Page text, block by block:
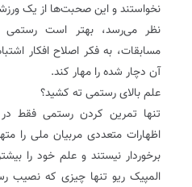
نخواستند و این صحبت‌ها از یک
نظر می‌رسد، بهتر است
مسابقات، به فکر اصلاح افکار
آن دچار شده را مهار کند.
علم بالای رستمی ته کشید؟
تنها تمرین کردن رستمی فقط
اظهارات متعددی مربیان ملی را
برخوردار نیستند و علم خود را
المپیک ریو تنها چیزی که نصیب